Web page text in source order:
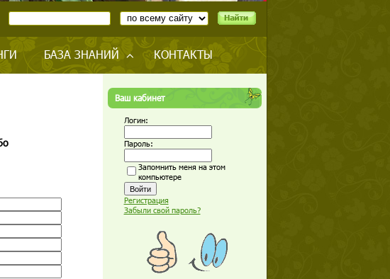
БАЗА ЗНАНИЙ КОНТАКТЫ
Ваш кабинет
Логин:
Пароль:
Запомнить меня на этом
компьютере
Регистрация
Забыли свой пароль?